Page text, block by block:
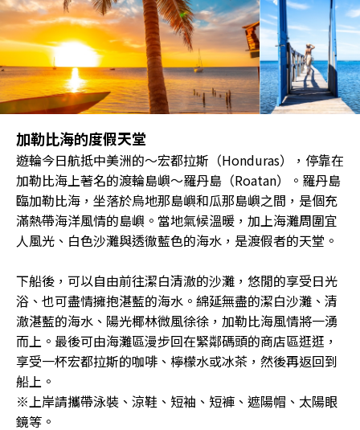
加勒比海的度假天堂
遊輪今日航抵中美洲的～宏都拉斯（Honduras），停靠在
加勒比海上著名的渡輪島嶼～羅丹島（Roatan）。羅丹島
臨加勒比海，坐落於烏地那島嶼和瓜那島嶼之間，是個充
滿熱帶海洋風情的島嶼。當地氣候溫暖，加上海灘周圍宜
人風光、白色沙灘與透徹藍色的海水，是渡假者的天堂。
下船後，可以自由前往潔白清澈的沙灘，悠閒的享受日光
浴、也可盡情擁抱湛藍的海水。綿延無盡的潔白沙灘、清
澈湛藍的海水、陽光椰林微風徐徐，加勒比海風情將一湧
而上。最後可由海灘區漫步回在緊鄰碼頭的商店區逛逛，
享受一杯宏都拉斯的咖啡、檸檬水或冰茶，然後再返回到
船上。
※上岸請攜帶泳裝、涼鞋、短袖、短褲、遮陽帽、太陽眼
鏡等。